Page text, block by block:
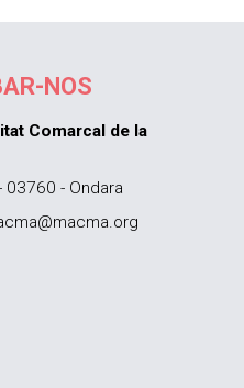
NOS
Comarcal de la
03760 - Ondara